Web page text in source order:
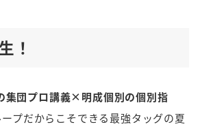
！
集団プロ講義×明成個別の個別指
プだからこそできる最強タッグの夏